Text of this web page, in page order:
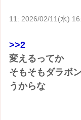
11: 2026/02/11(水)
>>2
変えるってか
そもそもダラボ
うからな